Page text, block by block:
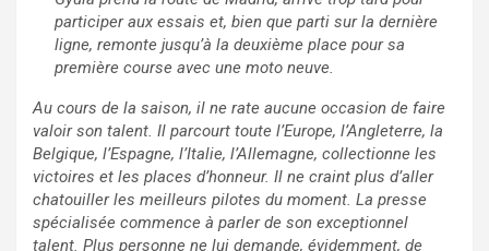
participer aux essais et, bien que parti sur la dernière
ligne, remonte jusqu’à la deuxième place pour sa
première course avec une moto neuve.
Au cours de la saison, il ne rate aucune occasion de faire
valoir son talent. Il parcourt toute l’Europe, l’Angleterre, la
Belgique, l’Espagne, l’Italie, l’Allemagne, collectionne les
victoires et les places d’honneur. Il ne craint plus d’aller
chatouiller les meilleurs pilotes du moment. La presse
spécialisée commence à parler de son exceptionnel
talent. Plus personne ne lui demande, évidemment, de